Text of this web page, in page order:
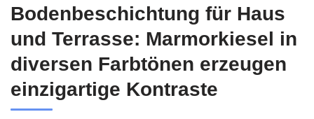
Bodenbeschichtung für Haus
und Terrasse: Marmorkiesel in
diversen Farbtönen erzeugen
einzigartige Kontraste